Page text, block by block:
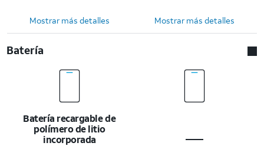
Mostrar más detalles Mostrar más detalles
Batería
Batería recargable de
polímero de litio
incorporada